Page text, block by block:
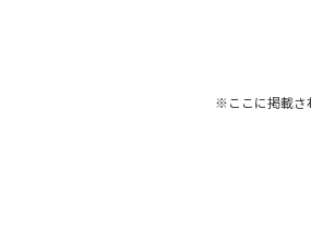
※ここに掲載さ